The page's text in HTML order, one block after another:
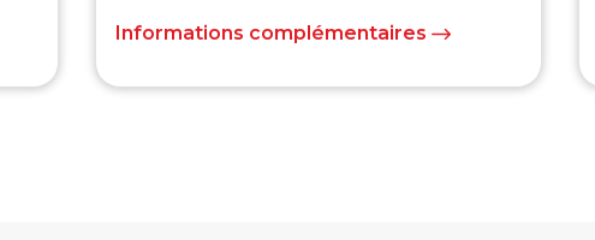
Informations complémentaires